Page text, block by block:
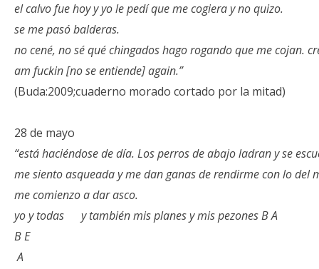
el calvo fue hoy y yo le pedí que me cogiera y no quizo.
se me pasó balderas.
no cené, no sé qué chingados hago rogando que me cojan.
am fuckin [no se entiende] again.”
(Buda:2009;cuaderno morado cortado por la mitad)
28 de mayo
“está haciéndose de día. Los perros de abajo ladran y se
me siento asqueada y me dan ganas de rendirme con lo del
me comienzo a dar asco.
yo y todas y también mis planes y mis pezones B A
B E
A